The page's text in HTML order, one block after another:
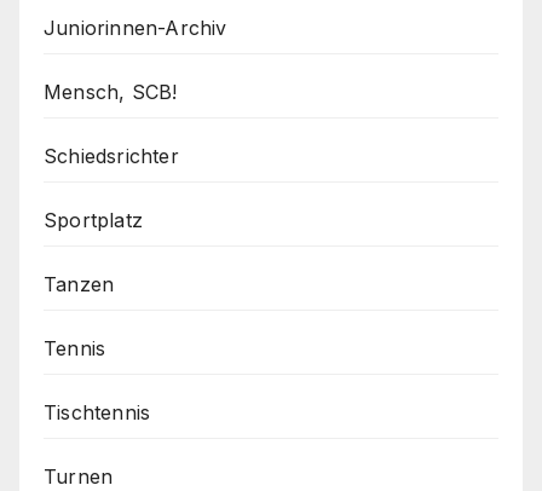
Juniorinnen-Archiv
Mensch, SCB!
Schiedsrichter
Sportplatz
Tanzen
Tennis
Tischtennis
Turnen